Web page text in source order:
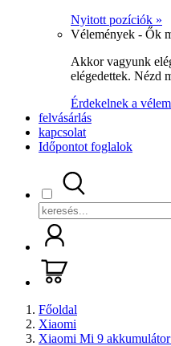
Nyitott pozíciók »
Vélemények - Ők
Akkor vagyunk
elégedettek. Nézd
Érdekelnek a
felvásárlás
kapcsolat
Időpontot foglalok
Főoldal
Xiaomi
Xiaomi Mi 9 akkumulátor